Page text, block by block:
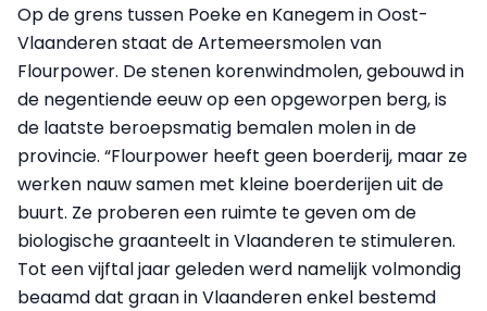
Op de grens tussen Poeke en Kanegem in Oost-
Vlaanderen staat de Artemeersmolen van
Flourpower. De stenen korenwindmolen, gebouwd in
de negentiende eeuw op een opgeworpen berg, is
de laatste beroepsmatig bemalen molen in de
provincie. “Flourpower heeft geen boerderij, maar ze
werken nauw samen met kleine boerderijen uit de
buurt. Ze proberen een ruimte te geven om de
biologische graanteelt in Vlaanderen te stimuleren.
Tot een vijftal jaar geleden werd namelijk volmondig
beaamd dat graan in Vlaanderen enkel bestemd